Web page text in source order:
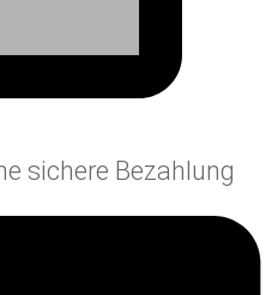
sichere Bezahlung